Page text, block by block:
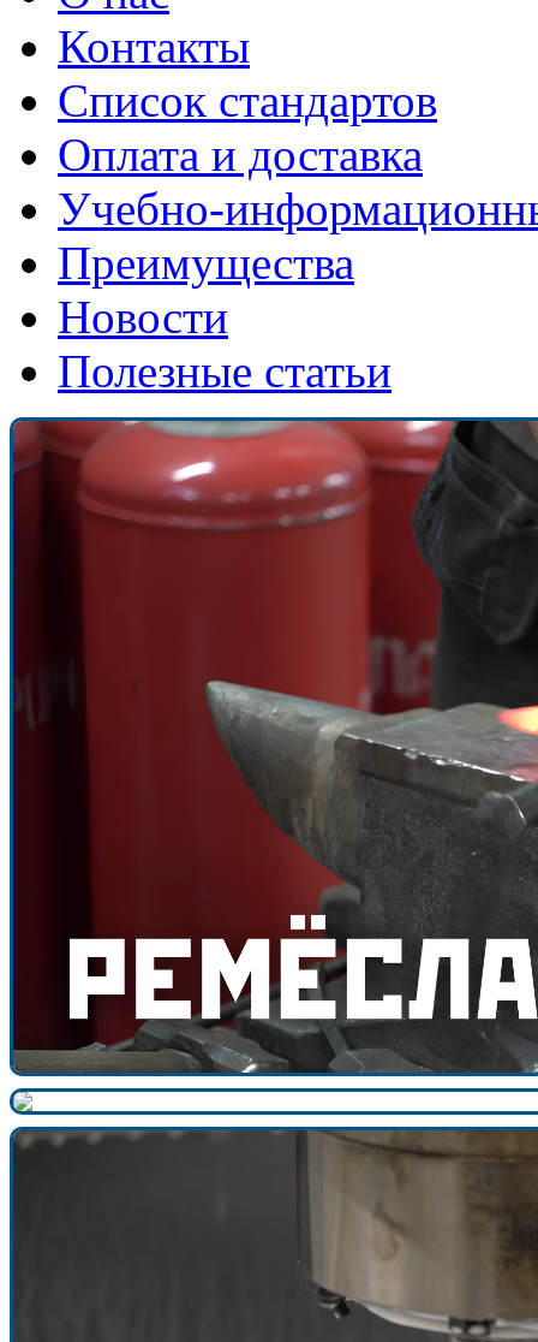
Контакты
Список стандартов
Оплата и доставка
Учебно-
Преимущества
Новости
Полезные статьи